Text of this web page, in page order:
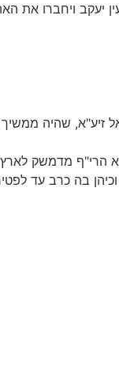
יעקב ויחברו את
זיע"א, שהיה ממשיך
הרי"ף מדמשק לארץ
בה כרב עד